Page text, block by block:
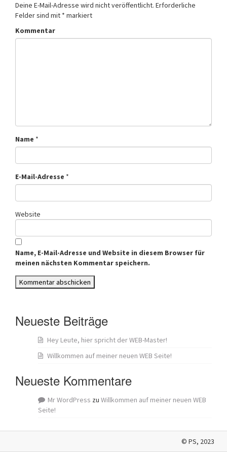
Deine E-Mail-Adresse wird nicht veröffentlicht. Erforderliche
Felder sind mit * markiert
Kommentar
Name *
E-Mail-Adresse *
Website
Name, E-Mail-Adresse und Website in diesem Browser für
meinen nächsten Kommentar speichern.
Neueste Beiträge
Hey Leute, hier spricht der WEB-Master!
Willkommen auf meiner neuen WEB Seite!
Neueste Kommentare
Mr WordPress zu Willkommen auf meiner neuen WEB
Seite!
© PS, 2023